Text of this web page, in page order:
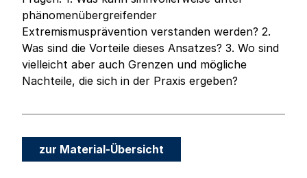
phänomenübergreifender
Extremismusprävention verstanden werden? 2.
Was sind die Vorteile dieses Ansatzes? 3. Wo sind
vielleicht aber auch Grenzen und mögliche
Nachteile, die sich in der Praxis ergeben?
zur Material-Übersicht